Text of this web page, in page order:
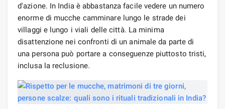
d'azione. In India è abbastanza facile vedere un numero
enorme di mucche camminare lungo le strade dei
villaggi e lungo i viali delle città. La minima
disattenzione nei confronti di un animale da parte di
una persona può portare a conseguenze piuttosto tristi,
inclusa la reclusione.